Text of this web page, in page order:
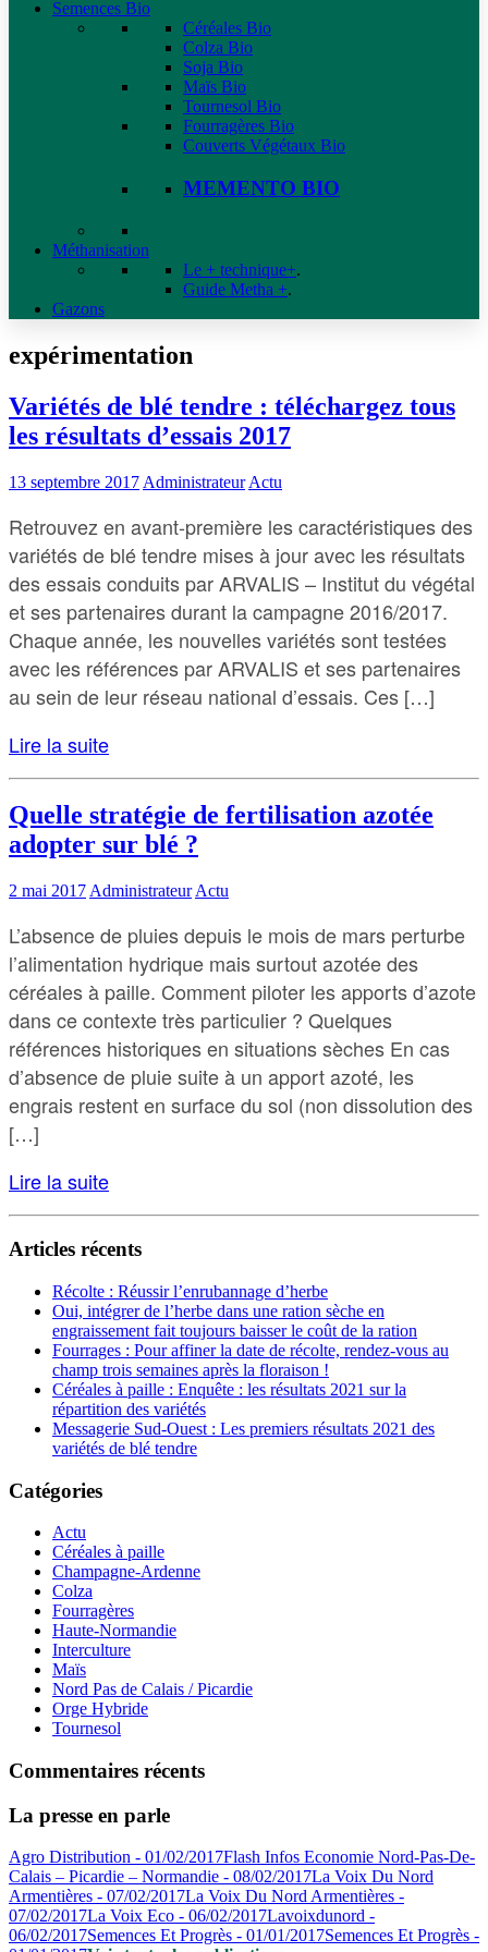
Semences Bio
Céréales Bio
Colza Bio
Soja Bio
Maïs Bio
Tournesol Bio
Fourragères Bio
Couverts Végétaux Bio
MEMENTO BIO
Méthanisation
Le + technique+.
Guide Metha +.
Gazons
expérimentation
Variétés de blé tendre : téléchargez tous
les résultats d’essais 2017
13 septembre 2017 Administrateur Actu
Retrouvez en avant-première les caractéristiques des
variétés de blé tendre mises à jour avec les résultats
des essais conduits par ARVALIS – Institut du végétal
et ses partenaires durant la campagne 2016/2017.
Chaque année, les nouvelles variétés sont testées
avec les références par ARVALIS et ses partenaires
au sein de leur réseau national d’essais. Ces […]
Lire la suite
Quelle stratégie de fertilisation azotée
adopter sur blé ?
2 mai 2017 Administrateur Actu
L’absence de pluies depuis le mois de mars perturbe
l’alimentation hydrique mais surtout azotée des
céréales à paille. Comment piloter les apports d’azote
dans ce contexte très particulier ? Quelques
références historiques en situations sèches En cas
d’absence de pluie suite à un apport azoté, les
engrais restent en surface du sol (non dissolution des
[…]
Lire la suite
Articles récents
Récolte : Réussir l’enrubannage d’herbe
Oui, intégrer de l’herbe dans une ration sèche en
engraissement fait toujours baisser le coût de la ration
Fourrages : Pour affiner la date de récolte, rendez-vous au
champ trois semaines après la floraison !
Céréales à paille : Enquête : les résultats 2021 sur la
répartition des variétés
Messagerie Sud-Ouest : Les premiers résultats 2021 des
variétés de blé tendre
Catégories
Actu
Céréales à paille
Champagne-Ardenne
Colza
Fourragères
Haute-Normandie
Interculture
Maïs
Nord Pas de Calais / Picardie
Orge Hybride
Tournesol
Commentaires récents
La presse en parle
Agro Distribution - 01/02/2017Flash Infos Economie Nord-Pas-De-
Calais – Picardie – Normandie - 08/02/2017La Voix Du Nord
Armentières - 07/02/2017La Voix Du Nord Armentières -
07/02/2017La Voix Eco - 06/02/2017Lavoixdunord -
06/02/2017Semences Et Progrès - 01/01/2017Semences Et Progrès -